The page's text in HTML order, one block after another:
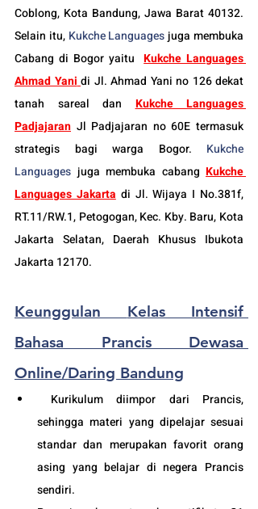
Coblong, Kota Bandung, Jawa Barat 40132.
Selain itu, Kukche Languages juga membuka
Cabang di Bogor yaitu Kukche Languages
Ahmad Yani di Jl. Ahmad Yani no 126 dekat
tanah sareal dan Kukche Languages
Padjajaran Jl Padjajaran no 60E termasuk
strategis bagi warga Bogor. Kukche
Languages juga membuka cabang Kukche
Languages Jakarta di Jl. Wijaya I No.381f,
RT.11/RW.1, Petogogan, Kec. Kby. Baru, Kota
Jakarta Selatan, Daerah Khusus Ibukota
Jakarta 12170.
Keunggulan Kelas Intensif
Bahasa Prancis Dewasa
Online/Daring Bandung
sehingga materi yang dipelajar sesuai
standar dan merupakan favorit orang
asing yang belajar di negera Prancis
sendiri.